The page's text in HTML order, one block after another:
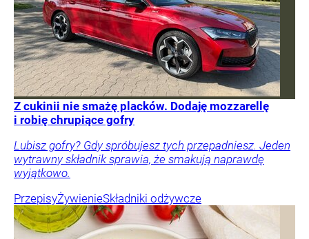
Z cukinii nie smażę placków. Dodaję mozzarellę
i robię chrupiące gofry
Lubisz gofry? Gdy spróbujesz tych przepadniesz. Jeden
wytrawny składnik sprawia, że smakują naprawdę
wyjątkowo.
PrzepisyŻywienieSkładniki odżywcze